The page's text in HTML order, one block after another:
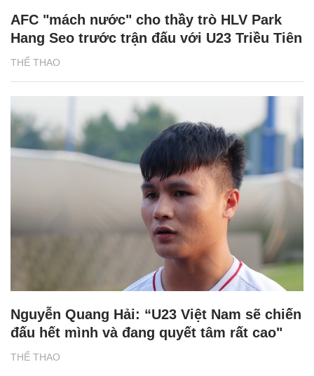
THỂ THAO
AFC "mách nước" cho thầy trò HLV Park
Hang Seo trước trận đấu với U23 Triều Tiên
THỂ THAO
Nguyễn Quang Hải: “U23 Việt Nam sẽ chiến
đấu hết mình và đang quyết tâm rất cao"